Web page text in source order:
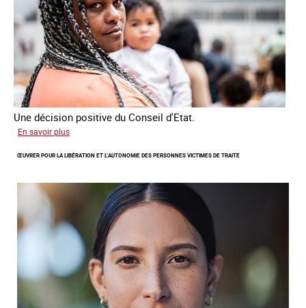
Une décision positive du Conseil d'Etat.
En savoir plus
les
d'obtenir
de
séjour
pour
les
victimes
ŒUVRER POUR LA LIBÉRATION ET L’AUTONOMIE DES PERSONNES VICTIMES DE TRAITE